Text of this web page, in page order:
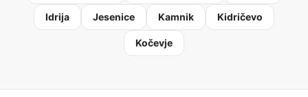
Idrija Jesenice Kamnik Kidričevo
Kočevje